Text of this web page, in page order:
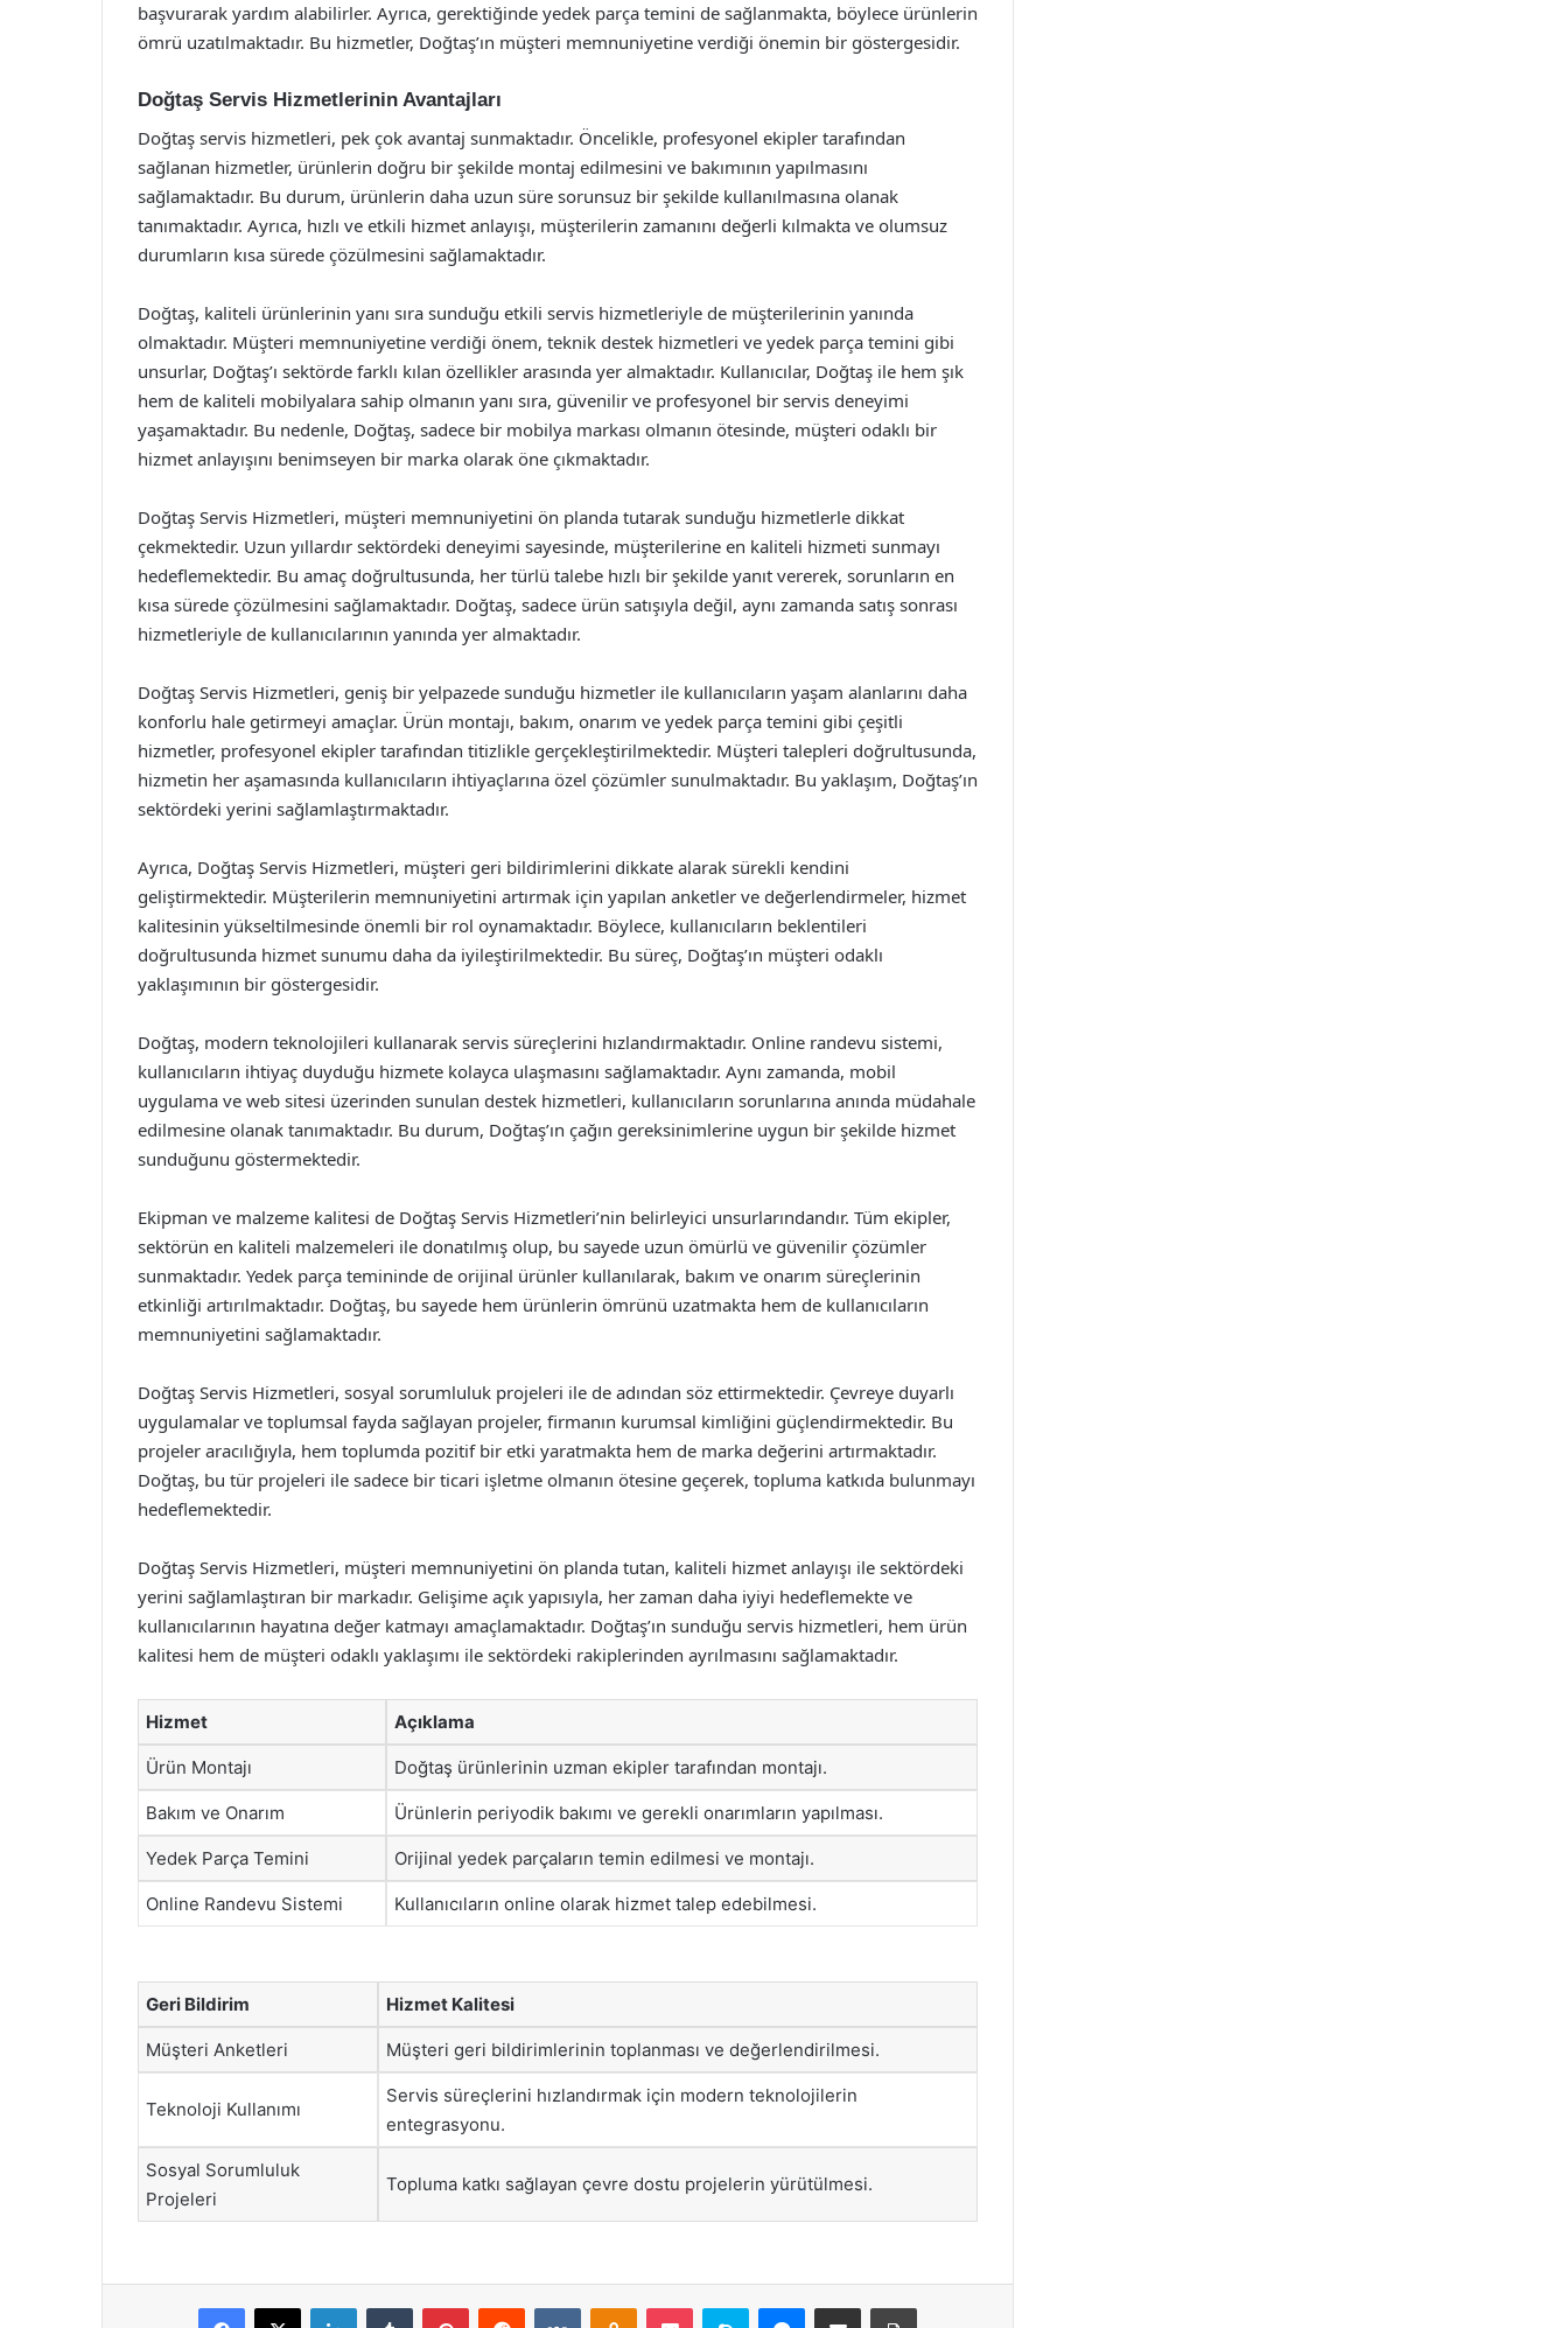
başvurarak yardım alabilirler. Ayrıca, gerektiğinde yedek parça temini de sağlanmakta, böylece ürünlerin
ömrü uzatılmaktadır. Bu hizmetler, Doğtaş’ın müşteri memnuniyetine verdiği önemin bir göstergesidir.
Doğtaş Servis Hizmetlerinin Avantajları
Doğtaş servis hizmetleri, pek çok avantaj sunmaktadır. Öncelikle, profesyonel ekipler tarafından
sağlanan hizmetler, ürünlerin doğru bir şekilde montaj edilmesini ve bakımının yapılmasını
sağlamaktadır. Bu durum, ürünlerin daha uzun süre sorunsuz bir şekilde kullanılmasına olanak
tanımaktadır. Ayrıca, hızlı ve etkili hizmet anlayışı, müşterilerin zamanını değerli kılmakta ve olumsuz
durumların kısa sürede çözülmesini sağlamaktadır.
Doğtaş, kaliteli ürünlerinin yanı sıra sunduğu etkili servis hizmetleriyle de müşterilerinin yanında
olmaktadır. Müşteri memnuniyetine verdiği önem, teknik destek hizmetleri ve yedek parça temini gibi
unsurlar, Doğtaş’ı sektörde farklı kılan özellikler arasında yer almaktadır. Kullanıcılar, Doğtaş ile hem şık
hem de kaliteli mobilyalara sahip olmanın yanı sıra, güvenilir ve profesyonel bir servis deneyimi
yaşamaktadır. Bu nedenle, Doğtaş, sadece bir mobilya markası olmanın ötesinde, müşteri odaklı bir
hizmet anlayışını benimseyen bir marka olarak öne çıkmaktadır.
Doğtaş Servis Hizmetleri, müşteri memnuniyetini ön planda tutarak sunduğu hizmetlerle dikkat
çekmektedir. Uzun yıllardır sektördeki deneyimi sayesinde, müşterilerine en kaliteli hizmeti sunmayı
hedeflemektedir. Bu amaç doğrultusunda, her türlü talebe hızlı bir şekilde yanıt vererek, sorunların en
kısa sürede çözülmesini sağlamaktadır. Doğtaş, sadece ürün satışıyla değil, aynı zamanda satış sonrası
hizmetleriyle de kullanıcılarının yanında yer almaktadır.
Doğtaş Servis Hizmetleri, geniş bir yelpazede sunduğu hizmetler ile kullanıcıların yaşam alanlarını daha
konforlu hale getirmeyi amaçlar. Ürün montajı, bakım, onarım ve yedek parça temini gibi çeşitli
hizmetler, profesyonel ekipler tarafından titizlikle gerçekleştirilmektedir. Müşteri talepleri doğrultusunda,
hizmetin her aşamasında kullanıcıların ihtiyaçlarına özel çözümler sunulmaktadır. Bu yaklaşım, Doğtaş’ın
sektördeki yerini sağlamlaştırmaktadır.
Ayrıca, Doğtaş Servis Hizmetleri, müşteri geri bildirimlerini dikkate alarak sürekli kendini
geliştirmektedir. Müşterilerin memnuniyetini artırmak için yapılan anketler ve değerlendirmeler, hizmet
kalitesinin yükseltilmesinde önemli bir rol oynamaktadır. Böylece, kullanıcıların beklentileri
doğrultusunda hizmet sunumu daha da iyileştirilmektedir. Bu süreç, Doğtaş’ın müşteri odaklı
yaklaşımının bir göstergesidir.
Doğtaş, modern teknolojileri kullanarak servis süreçlerini hızlandırmaktadır. Online randevu sistemi,
kullanıcıların ihtiyaç duyduğu hizmete kolayca ulaşmasını sağlamaktadır. Aynı zamanda, mobil
uygulama ve web sitesi üzerinden sunulan destek hizmetleri, kullanıcıların sorunlarına anında müdahale
edilmesine olanak tanımaktadır. Bu durum, Doğtaş’ın çağın gereksinimlerine uygun bir şekilde hizmet
sunduğunu göstermektedir.
Ekipman ve malzeme kalitesi de Doğtaş Servis Hizmetleri’nin belirleyici unsurlarındandır. Tüm ekipler,
sektörün en kaliteli malzemeleri ile donatılmış olup, bu sayede uzun ömürlü ve güvenilir çözümler
sunmaktadır. Yedek parça temininde de orijinal ürünler kullanılarak, bakım ve onarım süreçlerinin
etkinliği artırılmaktadır. Doğtaş, bu sayede hem ürünlerin ömrünü uzatmakta hem de kullanıcıların
memnuniyetini sağlamaktadır.
Doğtaş Servis Hizmetleri, sosyal sorumluluk projeleri ile de adından söz ettirmektedir. Çevreye duyarlı
uygulamalar ve toplumsal fayda sağlayan projeler, firmanın kurumsal kimliğini güçlendirmektedir. Bu
projeler aracılığıyla, hem toplumda pozitif bir etki yaratmakta hem de marka değerini artırmaktadır.
Doğtaş, bu tür projeleri ile sadece bir ticari işletme olmanın ötesine geçerek, topluma katkıda bulunmayı
hedeflemektedir.
Doğtaş Servis Hizmetleri, müşteri memnuniyetini ön planda tutan, kaliteli hizmet anlayışı ile sektördeki
yerini sağlamlaştıran bir markadır. Gelişime açık yapısıyla, her zaman daha iyiyi hedeflemekte ve
kullanıcılarının hayatına değer katmayı amaçlamaktadır. Doğtaş’ın sunduğu servis hizmetleri, hem ürün
kalitesi hem de müşteri odaklı yaklaşımı ile sektördeki rakiplerinden ayrılmasını sağlamaktadır.
Hizmet Açıklama
Ürün Montajı Doğtaş ürünlerinin uzman ekipler tarafından montajı.
Bakım ve Onarım Ürünlerin periyodik bakımı ve gerekli onarımların yapılması.
Yedek Parça Temini Orijinal yedek parçaların temin edilmesi ve montajı.
Online Randevu Sistemi Kullanıcıların online olarak hizmet talep edebilmesi.
Geri Bildirim Hizmet Kalitesi
Müşteri Anketleri Müşteri geri bildirimlerinin toplanması ve değerlendirilmesi.
Teknoloji Kullanımı
Servis süreçlerini hızlandırmak için modern teknolojilerin
entegrasyonu.
Sosyal Sorumluluk
Projeleri
Topluma katkı sağlayan çevre dostu projelerin yürütülmesi.
Facebook
X LinkedInTumblr PinterestReddit VKontakteOdnoklassniki
Pocket Skype Messenger
E-Posta ile paylaş Yazdır